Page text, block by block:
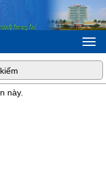
này.